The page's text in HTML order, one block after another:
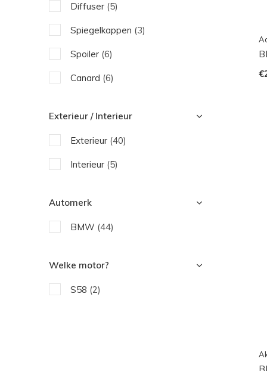
Sterckenn
Diffuser (5)
Spiegelkappen (3)
Spoiler (6)
Canard (6)
Motor delen (6)
(3)
Exterieur / Interieur
Exterieur (40)
Interieur (5)
Automerk
BMW (44)
Welke motor?
S58 (2)